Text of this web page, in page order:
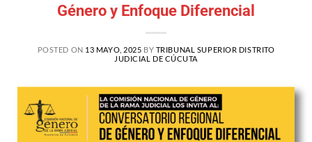
Género y Enfoque Diferencial
POSTED ON 13 MAYO, 2025 BY TRIBUNAL SUPERIOR DISTRITO
JUDICIAL DE CÚCUTA